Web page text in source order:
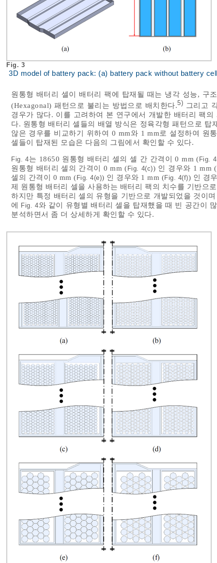
Fig. 3
3D model of battery pack: (a) battery pack without battery
원통형 배터리 셀이 배터리 팩에 탑재될 때는 냉각 성능, 구
(Hexagonal) 패턴으로 불리는 방법으로 배치한다.5) 그리고
경우가 많다. 이를 고려하여 본 연구에서 개발한 배터리 팩
다. 원통형 배터리 셀들의 배열 방식은 정육각형 패턴으로
않은 경우를 비교하기 위하여 0 mm와 1 mm로 설정하여 원
셀들이 탑재된 모습은 다음의 그림에서 확인할 수 있다.
Fig. 4는 18650 원통형 배터리 셀의 셀 간 간격이 0 mm (Fig.
원통형 배터리 셀의 간격이 0 mm (Fig. 4(c)) 인 경우와 1 mm (
셀의 간격이 0 mm (Fig. 4(e)) 인 경우와 1 mm (Fig. 4(f)) 인 경
제 원통형 배터리 셀을 사용하는 배터리 팩의 치수를 기반으
하지만 특정 배터리 셀의 유형을 기반으로 개발되었을 것이
에 Fig. 4와 같이 유형별 배터리 셀을 탑재했을 때 빈 공간이
분석하면서 좀 더 상세하게 확인할 수 있다.